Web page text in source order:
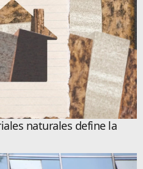
naturales define la